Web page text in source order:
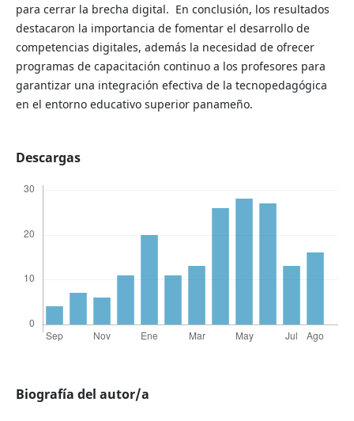
para cerrar la brecha digital. En conclusión, los resultados
destacaron la importancia de fomentar el desarrollo de
competencias digitales, además la necesidad de ofrecer
programas de capacitación continuo a los profesores para
garantizar una integración efectiva de la tecnopedagógica
en el entorno educativo superior panameño.
Descargas
Biografía del autor/a